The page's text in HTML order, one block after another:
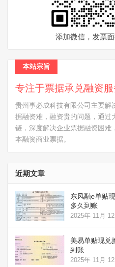
添加微信，发票面
本站宗旨
专注于票据承兑融资服
贵州事必成科技有限公司主要解
据融资难，融资贵的问题，通过
链，深度解决企业票据融资困难
本融资商业票据。
近期文章
东风融e单贴
多久到账
2025年 11月 12
美易单贴现兑
到账
2025年 11月 12